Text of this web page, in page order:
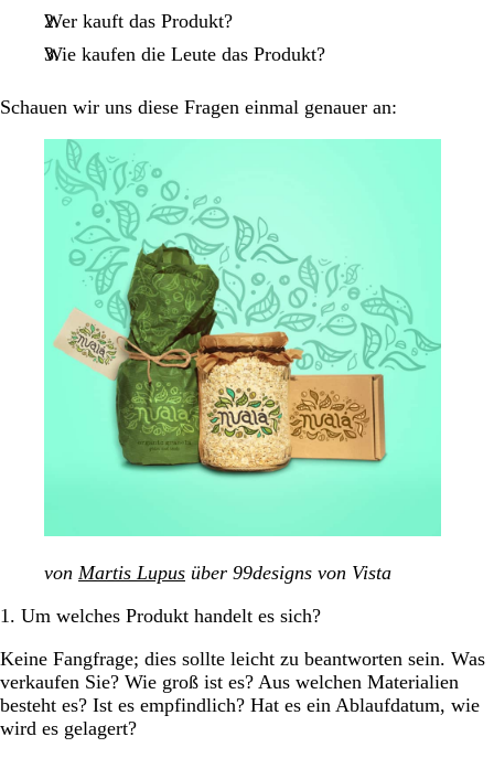
Wer kauft das Produkt?
Wie kaufen die Leute das Produkt?
Schauen wir uns diese Fragen einmal genauer an:
von Martis Lupus über 99designs von Vista
1. Um welches Produkt handelt es sich?
Keine Fangfrage; dies sollte leicht zu beantworten sein. Was
verkaufen Sie? Wie groß ist es? Aus welchen Materialien
besteht es? Ist es empfindlich? Hat es ein Ablaufdatum, wie
wird es gelagert?